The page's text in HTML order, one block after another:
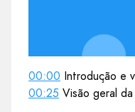
00:00 Introdução e
00:25 Visão geral